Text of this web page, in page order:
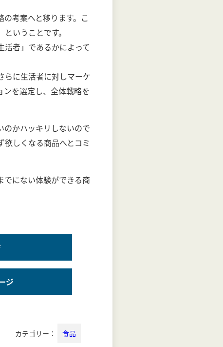
考案へと移ります。こ
いうことです。
者」であるかによって
らに生活者に対しマーケ
を選定し、全体戦略を
のかハッキリしないので
しくなる商品へとコミ
でにない体験ができる商
ジ
カテゴリー： 食品